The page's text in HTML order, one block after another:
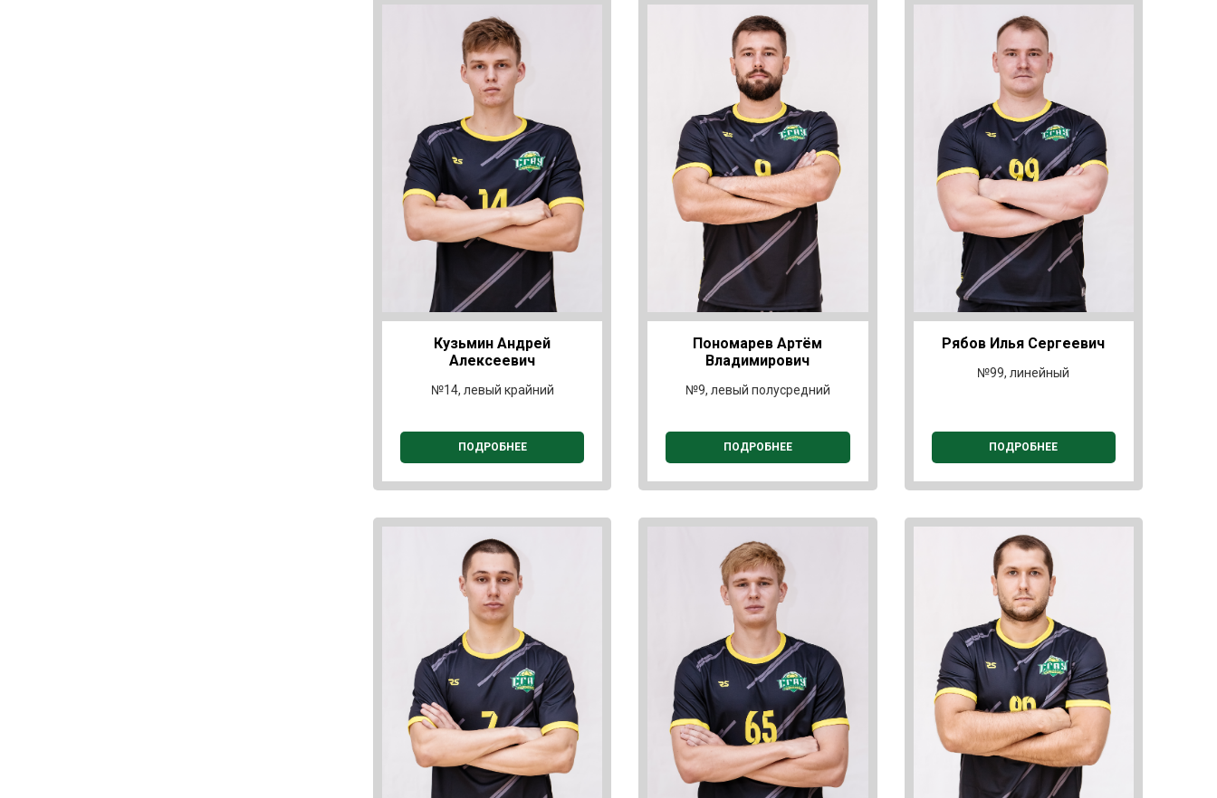
Кузьмин Андрей
Алексеевич
№14, левый крайний
ПОДРОБНЕЕ
Пономарев Артём
Владимирович
№9, левый полусредний
ПОДРОБНЕЕ
Рябов Илья Сергеевич
№99, линейный
ПОДРОБНЕЕ